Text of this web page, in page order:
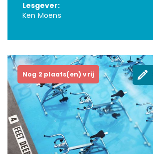
OVER ONS
AQUASPORTEN
ZWEMLESSEN
Lesgever:
Ken Moens
Nog 2 plaats(en) vrij